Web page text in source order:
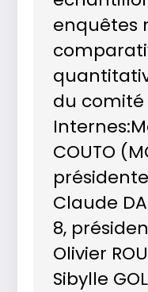
enquêtes
du comité
COUTO
Claude
8,
Olivier
Sibylle